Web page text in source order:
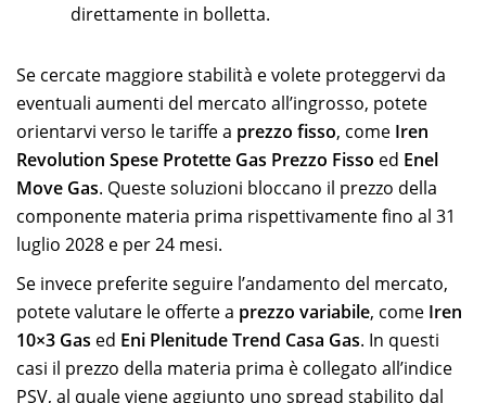
direttamente in bolletta.
Se cercate maggiore stabilità e volete proteggervi da
eventuali aumenti del mercato all’ingrosso, potete
orientarvi verso le tariffe a prezzo fisso, come Iren
Revolution Spese Protette Gas Prezzo Fisso ed Enel
Move Gas. Queste soluzioni bloccano il prezzo della
componente materia prima rispettivamente fino al 31
luglio 2028 e per 24 mesi.
Se invece preferite seguire l’andamento del mercato,
potete valutare le offerte a prezzo variabile, come Iren
10×3 Gas ed Eni Plenitude Trend Casa Gas. In questi
casi il prezzo della materia prima è collegato all’indice
PSV, al quale viene aggiunto uno spread stabilito dal